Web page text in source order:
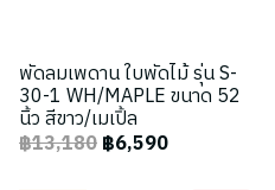
พัดลมเพดาน ใบพัดไม้ รุ่น S-
30-1 WH/MAPLE ขนาด 52
นิ้ว สีขาว/เมเปิ้ล
฿13,180฿6,590